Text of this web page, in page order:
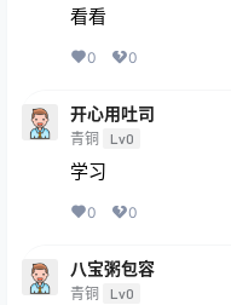
看看
0 0
开心用吐司
青铜 Lv0
学习
0 0
八宝粥包容
青铜 Lv0